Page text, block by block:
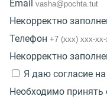
Email
Некорректно
Телефон
Некорректно
Я даю согласие на
Необходимо принять